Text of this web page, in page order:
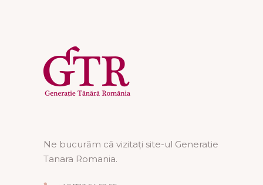
Ne bucurăm că vizitați site-ul Generatie
Tanara Romania.